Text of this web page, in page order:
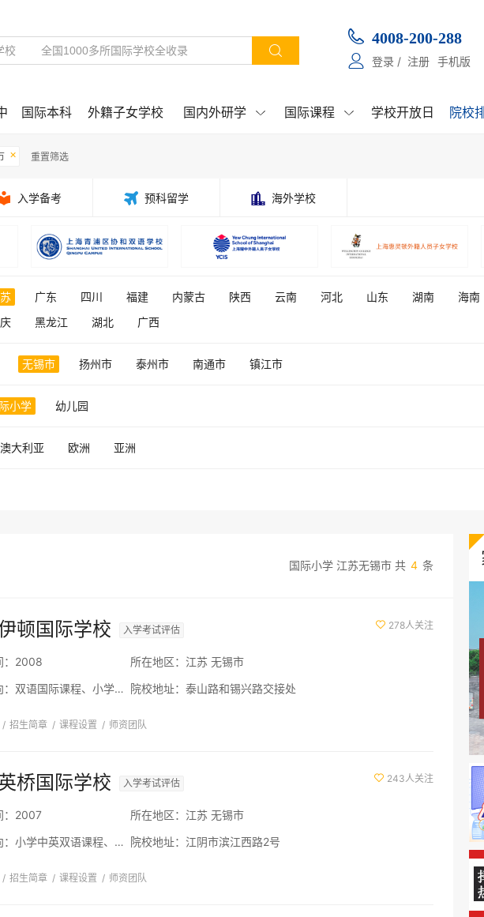

 4008-200-288
 登录 / 注册 手机版
国际本科 外籍子女学校 国内外研学  国际课程  学校开放日 院校
× 重置筛选
入学备考  预科留学  海外学校
广东 四川 福建 内蒙古 陕西 云南 河北 山东 湖南 海南
黑龙江 湖北 广西
无锡市 扬州市 泰州市 南通市 镇江市
小学 幼儿园
澳大利亚 欧洲 亚洲
国际小学 江苏无锡市 共 4 条
顿国际学校 入学考试评估
2008 所在地区： 江苏 无锡市
双语国际课程、小学中英双语课程、初中中英双语课程、美国高中 院校地址： 泰山路和锡兴路交接处
/ 招生简章 / 课程设置 / 师资团队
 278人关注
桥国际学校 入学考试评估
2007 所在地区： 江苏 无锡市
小学中英双语课程、初中中英双语课程、其他课程 院校地址： 江阴市滨江西路2号
/ 招生简章 / 课程设置 / 师资团队
 243人关注